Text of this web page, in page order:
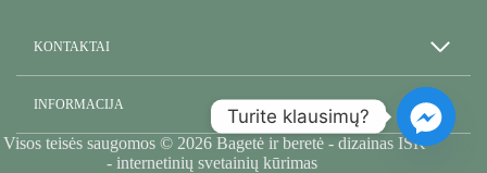
KONTAKTAI
INFORMACIJA
Visos teisės saugomos © 2026 Bagetė ir beretė - dizainas ISK
- internetinių svetainių kūrimas
Turite klausimų?